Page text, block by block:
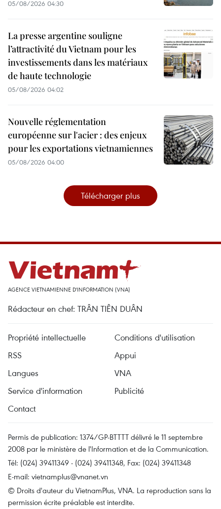
05/08/2026 04:30
La presse argentine souligne
l’attractivité du Vietnam pour les
investissements dans les matériaux
de haute technologie
05/08/2026 04:02
Nouvelle réglementation
européenne sur l'acier : des enjeux
pour les exportations vietnamiennes
05/08/2026 04:00
Télécharger plus
AGENCE VIETNAMIENNE D'INFORMATION (VNA)
Rédacteur en chef: TRÂN TIÊN DUÂN
Propriété intellectuelle
Conditions d'utilisation
RSS
Appui
Langues
VNA
Service d'information
Publicité
Contact
Permis de publication: 1374/GP-BTTTT délivré le 11 septembre
2008 par le ministère de l'Information et de la Communication.
Tél: (024) 39411349 - (024) 39411348, Fax: (024) 39411348
E-mail: vietnamplus@vnanet.vn
© Droits d'auteur du VietnamPlus, VNA. La reproduction sans la
permission écrite préalable est interdite.